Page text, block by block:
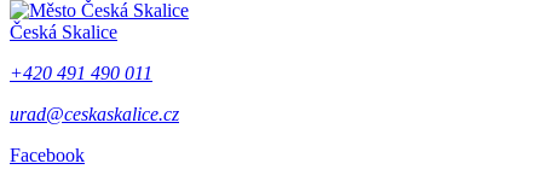
Česká Skalice
+420 491 490 011
urad@ceskaskalice.cz
Facebook